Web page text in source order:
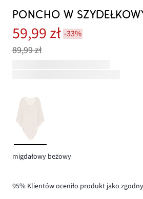
PONCHO W
59,99 zł -33%
89,99 zł
migdałowy beżowy
95% Klientów oceniło produkt jako